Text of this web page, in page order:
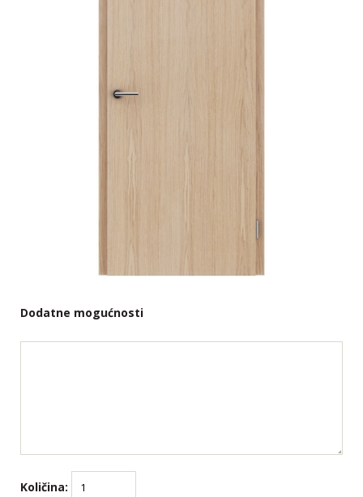
Dodatne mogućnosti
Količina: